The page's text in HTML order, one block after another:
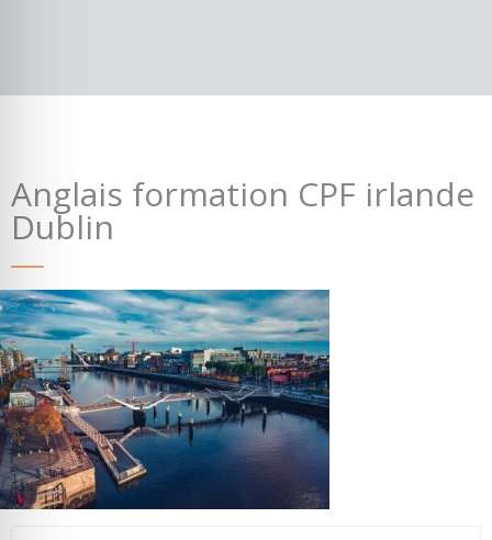
Anglais formation CPF irlande
Dublin
partir ?